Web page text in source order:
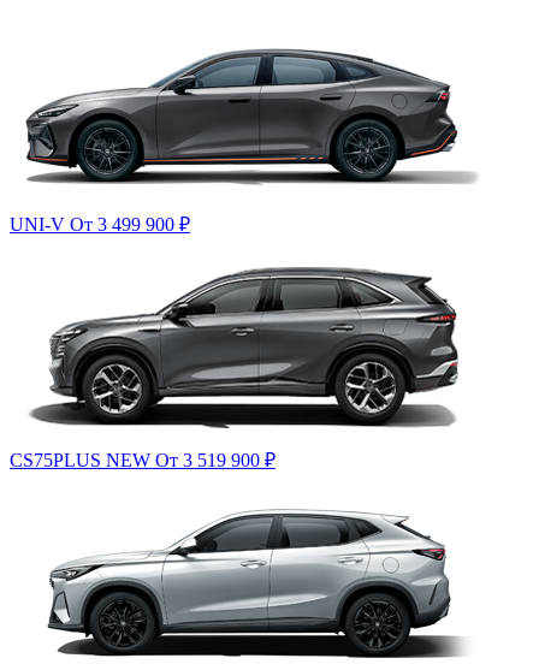
UNI-V От 3 499 900 ₽
CS75PLUS NEW От 3 519 900 ₽